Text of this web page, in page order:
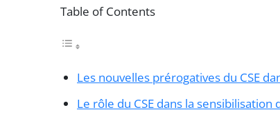
Table of Contents
Les nouvelles prérogatives du CSE
Le rôle du CSE dans la sensibilisation